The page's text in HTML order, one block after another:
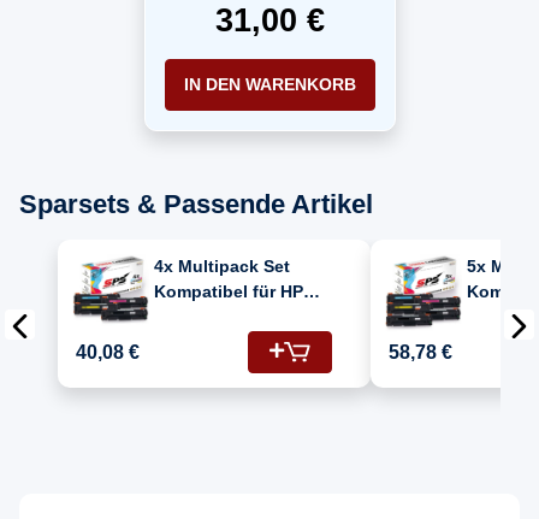
31,00 €
IN DEN WARENKORB
Sparsets & Passende Artikel
4x Multipack Set
Kompatibel für HP
MFP M 477 fdn
(410A/CF411A,
CF413A, CF412A,
40,08 €
5x
Color
MFP M
58,78 €